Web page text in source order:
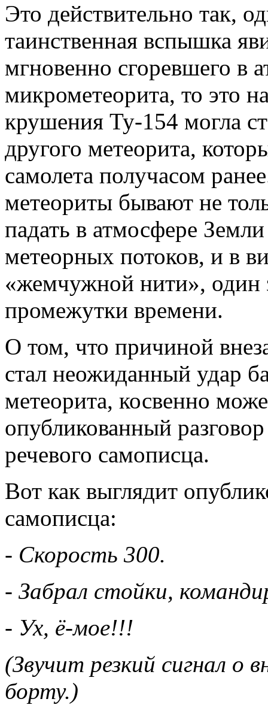
Это действительно так,
таинственная вспышка
мгновенно сгоревшего в
микрометеорита, то это
крушения Ту-154 могла
другого метеорита,
самолета получасом
метеориты бывают не
падать в атмосфере
метеорных потоков, и в
«жемчужной нити», один
промежутки времени.
О том, что причиной
стал неожиданный удар
метеорита, косвенно
опубликованный
речевого самописца.
Вот как выглядит
самописца:
- Скорость 300.
- Забрал стойки,
- Ух, ё-мое!!!
(Звучит резкий сигнал о
борту.)